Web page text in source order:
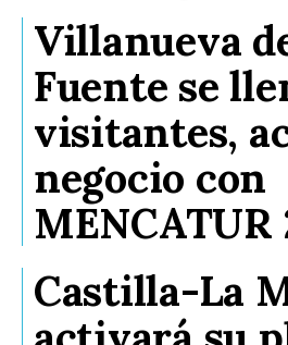
Villanueva
Fuente se
visitantes,
negocio con
MENCATUR
Castilla-La